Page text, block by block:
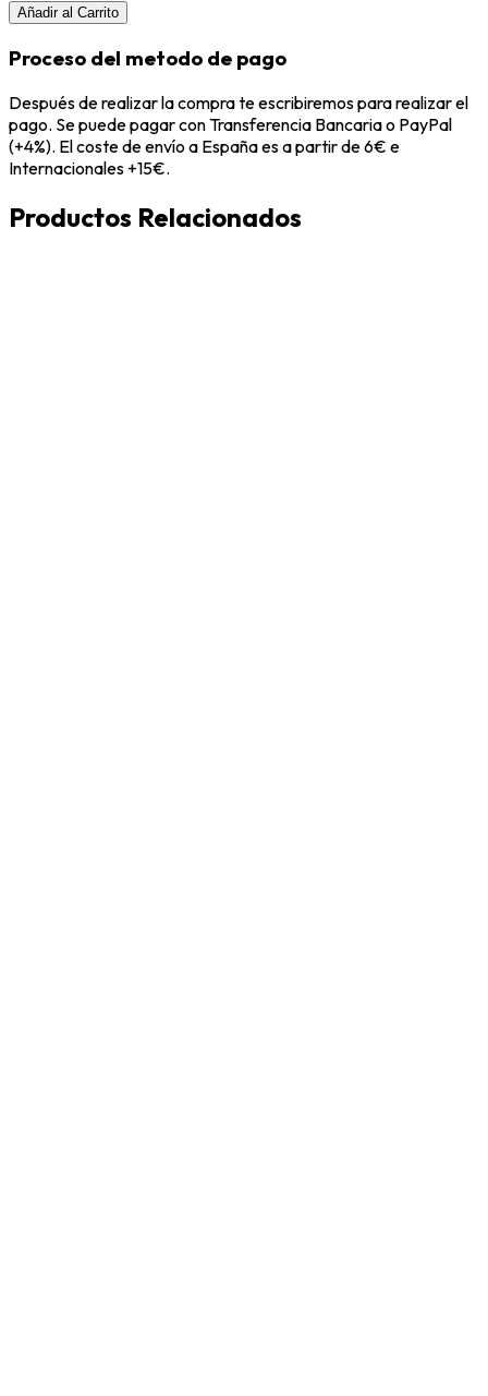
Añadir al Carrito
Proceso del metodo de pago
Después de realizar la compra te escribiremos para realizar el
pago. Se puede pagar con Transferencia Bancaria o PayPal
(+4%). El coste de envío a España es a partir de 6€ e
Internacionales +15€.
Productos Relacionados